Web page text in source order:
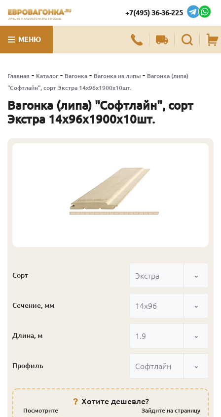
ЛУЧШИЕ ПИЛОМАТЕРИАЛЫ В МОСКВЕ
+7(495) 36-36-225
МЕНЮ
Главная - Каталог - Вагонка - Вагонка из липы - Вагонка (липа)
"Софтлайн", сорт Экстра 14х96х1900х10шт.
Вагонка (липа) "Софтлайн", сорт
Экстра 14х96х1900х10шт.
Сорт Экстра
Сечение, мм 14x96
Длина, м 1.9
Профиль Софтлайн
Хотите дешевле?
Посмотрите
Зайдите на страницу